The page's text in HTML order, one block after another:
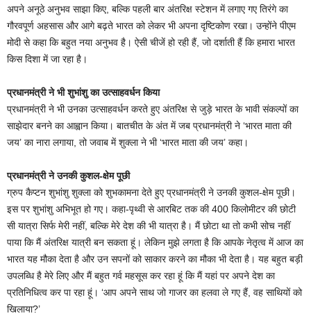
अपने अनूठे अनुभव साझा किए, बल्कि पहली बार अंतरिक्ष स्टेशन में लगाए गए तिरंगे का
गौरवपूर्ण अहसास और आगे बढ़ते भारत को लेकर भी अपना दृष्टिकोण रखा। उन्होंने पीएम
मोदी से कहा कि बहुत नया अनुभव है। ऐसी चीजें हो रही हैं, जो दर्शाती हैं कि हमारा भारत
किस दिशा में जा रहा है।
प्रधानमंत्री ने भी शुभांशु का उत्साहवर्धन किया
प्रधानमंत्री ने भी उनका उत्साहवर्धन करते हुए अंतरिक्ष से जुड़े भारत के भावी संकल्पों का
साझेदार बनने का आह्वान किया। बातचीत के अंत में जब प्रधानमंत्री ने ‘भारत माता की
जय’ का नारा लगाया, तो जवाब में शुक्ला ने भी ‘भारत माता की जय’ कहा।
प्रधानमंत्री ने उनकी कुशल-क्षेम पूछी
ग्रुप कैप्टन शुभांशु शुक्ला को शुभकामना देते हुए प्रधानमंत्री ने उनकी कुशल-क्षेम पूछी।
इस पर शुभांशु अभिभूत हो गए। कहा-पृथ्वी से आरबिट तक की 400 किलोमीटर की छोटी
सी यात्रा सिर्फ मेरी नहीं, बल्कि मेरे देश की भी यात्रा है। मैं छोटा था तो कभी सोच नहीं
पाया कि मैं अंतरिक्ष यात्री बन सकता हूं। लेकिन मुझे लगता है कि आपके नेतृत्व में आज का
भारत यह मौका देता है और उन सपनों को साकार करने का मौका भी देता है। यह बहुत बड़ी
उपलब्धि है मेरे लिए और मैं बहुत गर्व महसूस कर रहा हूं कि मैं यहां पर अपने देश का
प्रतिनिधित्व कर पा रहा हूं। ‘आप अपने साथ जो गाजर का हलवा ले गए हैं, वह साथियों को
खिलाया?’